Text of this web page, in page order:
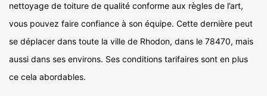
nettoyage de toiture de qualité conforme aux règles de l’art,
vous pouvez faire confiance à son équipe. Cette dernière peut
se déplacer dans toute la ville de Rhodon, dans le 78470, mais
aussi dans ses environs. Ses conditions tarifaires sont en plus
ce cela abordables.